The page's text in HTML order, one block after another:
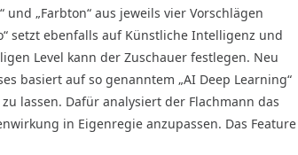
und „Farbton“ aus jeweils vier Vorschlägen
setzt ebenfalls auf Künstliche Intelligenz und
Level kann der Zuschauer festlegen. Neu
basiert auf so genanntem „AI Deep Learning“
lassen. Dafür analysiert der Flachmann das
in Eigenregie anzupassen. Das Feature